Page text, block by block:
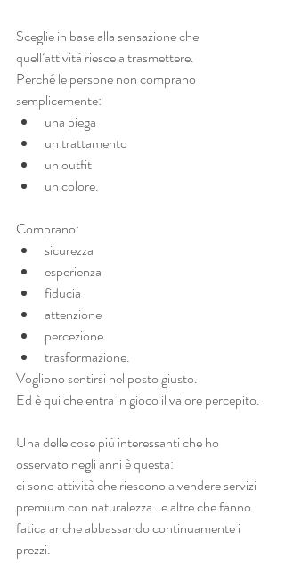
Sceglie in base alla sensazione che
quell’attività riesce a trasmettere.
Perché le persone non comprano
semplicemente:
una piega
un trattamento
un outfit
un colore.
Comprano:
sicurezza
esperienza
fiducia
attenzione
percezione
trasformazione.
Vogliono sentirsi nel posto giusto.
Ed è qui che entra in gioco il valore percepito.
Una delle cose più interessanti che ho
osservato negli anni è questa:
ci sono attività che riescono a vendere servizi
premium con naturalezza…e altre che fanno
fatica anche abbassando continuamente i
prezzi.